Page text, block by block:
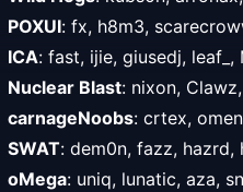
POXUI: fx, h8m3,
ICA: fast, ijie, giusedj, leaf_,
Nuclear Blast: nixon,
carnageNoobs: crtex,
SWAT: dem0n, fazz,
oMega: uniq, lunatic, aza,